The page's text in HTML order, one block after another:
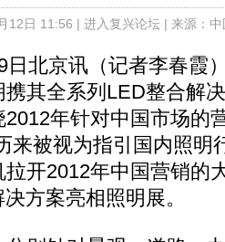
12日 11:56 | 进入复兴论坛| 来源：
北京讯（记者李春霞
其全系列LED整合解
2012年针对中国市场的
来被视为指引国内照明
开2012年中国营销的
方案亮相照明展。